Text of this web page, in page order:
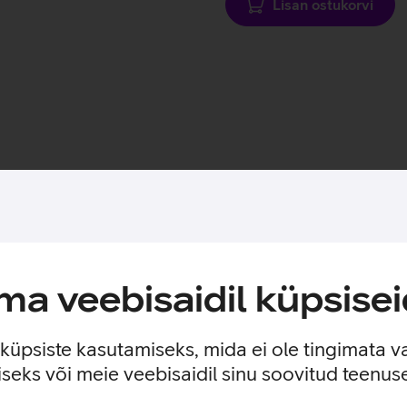
veebisaidil
kasutamiseks, mida ei ole tingimata
või meie veebisaidil sinu soovitud
Lisan ostukorvi
MagSafe magnetid, mis muudavad ümbrise
seda eemaldamata. Lisaks saab ümbrise tagaküljele